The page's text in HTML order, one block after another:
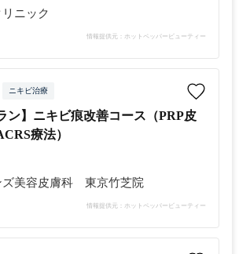
ニック
情報提供元：ホットペッパービューティー
ニキビ治療
ン】ニキビ痕改善コース（PRP皮
療法）
ズ美容皮膚科 東京竹芝院
情報提供元：ホットペッパービューティー